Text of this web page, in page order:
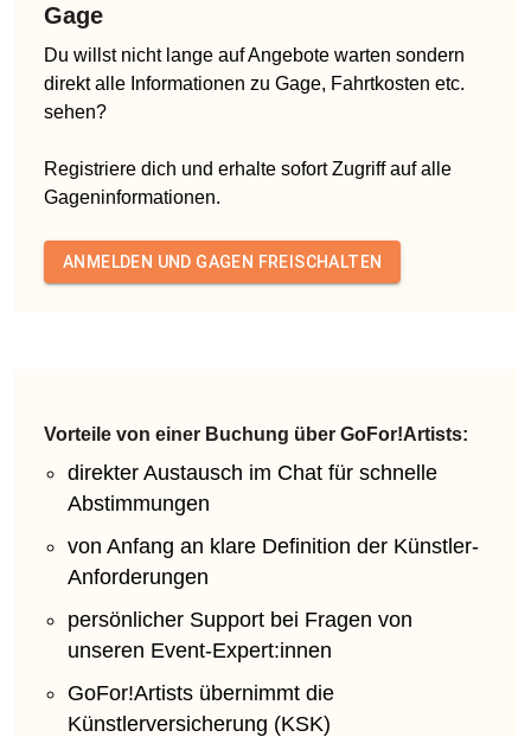
Gage
Du willst nicht lange auf Angebote warten sondern
direkt alle Informationen zu Gage, Fahrtkosten etc.
sehen?
Registriere dich und erhalte sofort Zugriff auf alle
Gageninformationen.
ANMELDEN UND GAGEN FREISCHALTEN
Vorteile von einer Buchung über GoFor!Artists:
direkter Austausch im Chat für schnelle
Abstimmungen
von Anfang an klare Definition der Künstler-
Anforderungen
persönlicher Support bei Fragen von
unseren Event-Expert:innen
GoFor!Artists übernimmt die
Künstlerversicherung (KSK)